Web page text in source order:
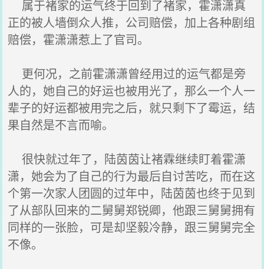
属于褚家的运气终于回到了褚家，霍潇潇真
正的被人墙倒众人推，公司赔偿，加上各种剧组
赔偿，霍潇潇惹上了官司。
更何况，之前霍潇潇曾经用过的运气都是旁
人的，她自己的好运也被用光了，那么一个人一
辈子的好运都被用完之后，就只剩下了霉运，结
果自然是不言而喻。
很快就过年了，陆茵茵让褚霖继续盯着霍潇
潇，她会为了自己的行为最后自讨苦吃，而在这
个第一次家人团圆的过年中，陆茵茵也终于见到
了从部队回来的二舅舅郑锐卿，他跟三舅舅拥有
同样的一张脸，可是却坚毅冷静，跟三舅舅完全
不像。